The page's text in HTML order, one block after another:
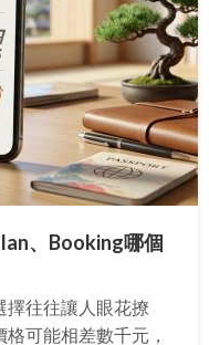
、Booking哪個
擇往往讓人眼花撩
可能相差數千元，